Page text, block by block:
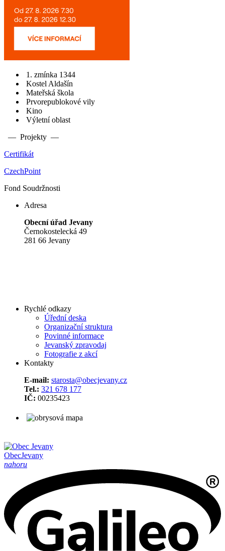
1. zmínka 1344
Kostel Aldašín
Mateřská škola
Prvorepublokové vily
Kino
Výletní oblast
— Projekty —
Certifikát
CzechPoint
Fond Soudržnosti
Adresa
Obecní úřad Jevany
Černokostelecká 49
281 66 Jevany
Rychlé odkazy
Úřední deska
Organizační struktura
Povinné informace
Jevanský zpravodaj
Fotografie z akcí
Kontakty
E-mail: starosta@obecjevany.cz
Tel.: 321 678 177
IČ: 00235423
ObecJevany
nahoru